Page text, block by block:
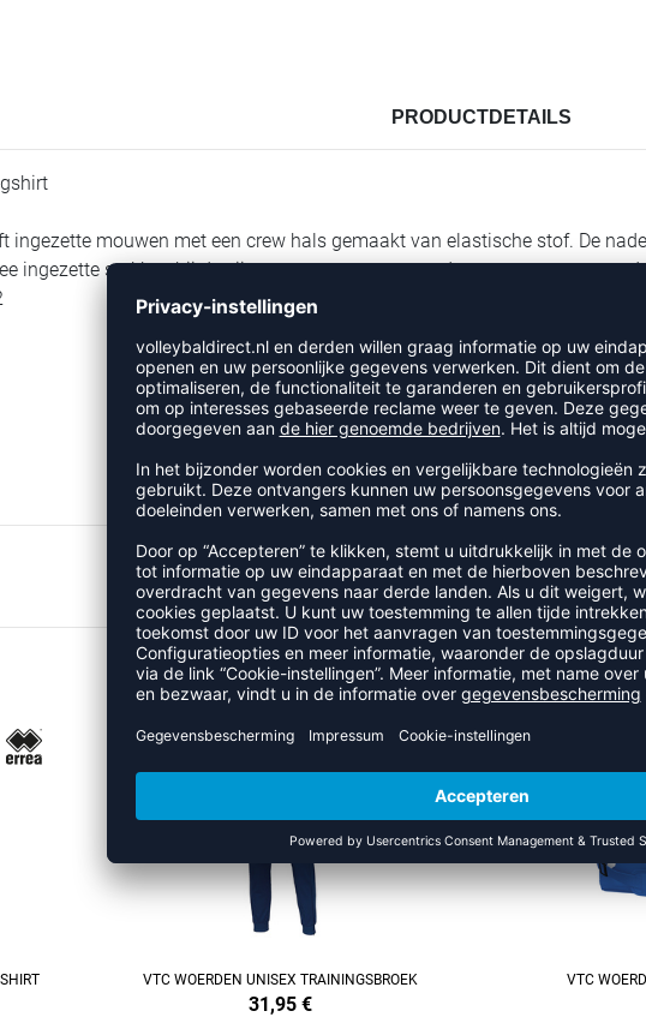
PRODUCTDETAILS
ingezette mouwen met een crew hals gemaakt van elastische stof. De
ingezette stukken bij de zij wat zorgt voor een goede pasvorm en extra
RECENT BEKEKEN
MEER UIT DE CATEGORIE VTC
VTC WOERDEN UNISEX TRAININGSBROEK
31,95 €
REFINEMENT
VTC